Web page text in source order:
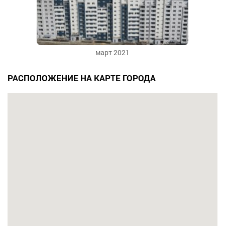
март 2021
РАСПОЛОЖЕНИЕ НА КАРТЕ ГОРОДА